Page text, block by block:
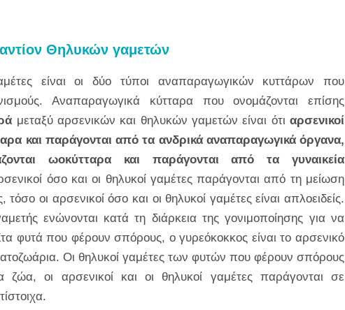
Θηλυκών γαμετών
είναι οι δύο τύποι αναπαραγωγικών κυττάρων που
Αναπαραγωγικά κύτταρα που ονομάζονται επίσης
μεταξύ αρσενικών και θηλυκών γαμετών είναι ότιαρσενικοί
και παράγονται από τα ανδρικά αναπαραγωγικά όργανα,
ωοκύτταρα και παράγονται από τα γυναικεία
όσο και οι θηλυκοί γαμέτες παράγονται από τη μείωση
οι αρσενικοί όσο και οι θηλυκοί γαμέτες είναι απλοειδείς.
ενώνονται κατά τη διάρκεια της γονιμοποίησης για να
φυτά που φέρουν σπόρους, ο γυρεόκοκκος είναι το αρσενικό
Οι θηλυκοί γαμέτες των φυτών που φέρουν σπόρους
οι αρσενικοί και οι θηλυκοί γαμέτες παράγονται σε